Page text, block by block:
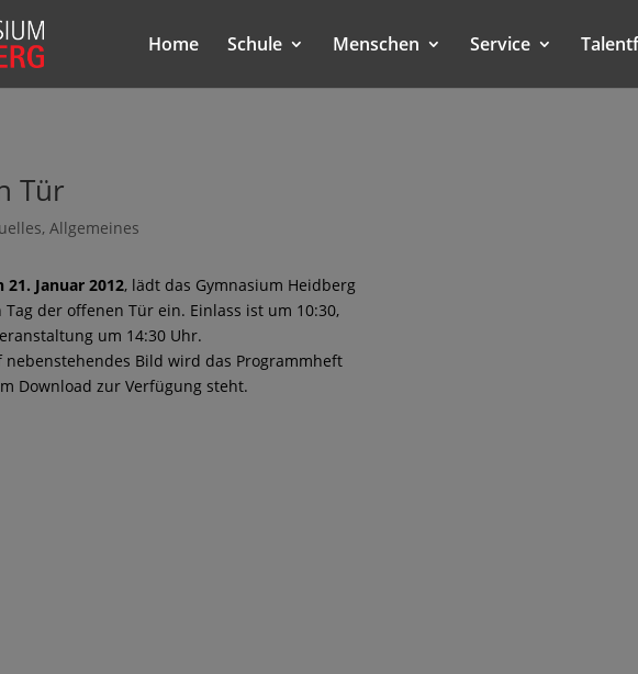
Home Schule Menschen Service
Tür
, Allgemeines
21. Januar 2012, lädt das Gymnasium Heidberg
der offenen Tür ein. Einlass ist um 10:30,
um 14:30 Uhr.
nebenstehendes Bild wird das Programmheft
Download zur Verfügung steht.